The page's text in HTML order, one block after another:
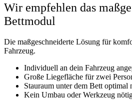
Wir empfehlen das
Bettmodul
Die maßgeschneiderte Lösung für
Fahrzeug.
Individuell an dein Fahrzeug
Große Liegefläche für zwei
Stauraum unter dem Bett optimal
Kein Umbau oder Werkzeug